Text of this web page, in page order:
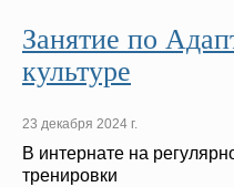
Занятие по
культуре
23 декабря 2024 г.
В интернате на
тренировки